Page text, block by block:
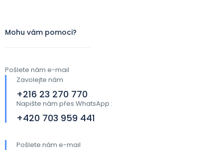
Mohu vám pomoci?
Pošlete nám e-mail
Zavolejte nám
+216 23 270 770
Napište nám přes WhatsApp :
+420 703 959 441​
Pošlete nám e-mail